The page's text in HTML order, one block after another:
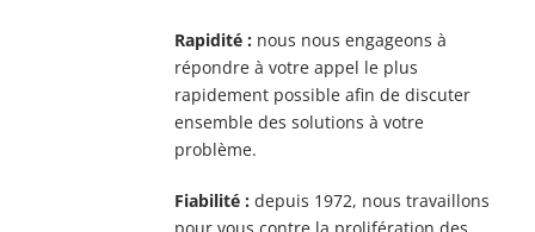
Rapidité :nous nous engageons à
répondre à votre appel le plus
rapidement possible afin de discuter
ensemble des solutions à votre
problème.
Fiabilité :depuis 1972, nous travaillons